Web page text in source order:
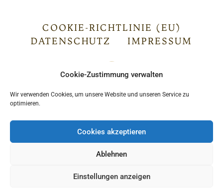
Cookie-Zustimmung verwalten
Wir verwenden Cookies, um unsere Website und unseren Service zu
optimieren.
Cookies akzeptieren
Ablehnen
Einstellungen anzeigen
COOKIE-RICHTLINIE (EU)
DATENSCHUTZ
IMPRESSUM